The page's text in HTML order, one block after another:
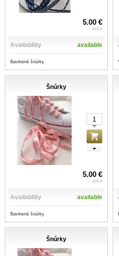
5.00 €
price
Availability available
Bavlnené šnúrky
Šnúrky
5.00 €
price
Availability available
Bavlnené šnúrky
Šnúrky